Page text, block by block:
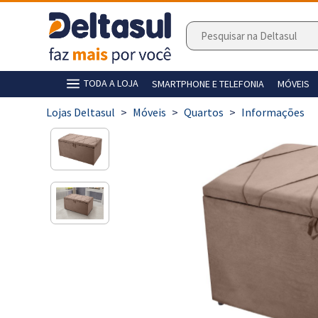
TODA A LOJA SMARTPHONE E TELEFONIA MÓVEIS
> Móveis > Quartos > Informações